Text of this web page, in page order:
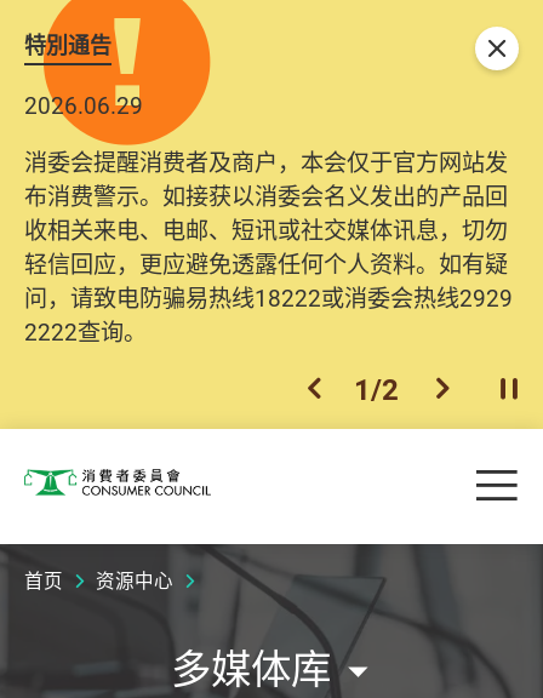
特別通告
2026.06.29
消委会提醒消费者及商户，本会仅于官方网站发
布消费警示。如接获以消委会名义发出的产品回
收相关来电、电邮、短讯或社交媒体讯息，切勿
轻信回应，更应避免透露任何个人资料。如有疑
问，请致电防骗易热线18222或消委会热线2929
2222查询。
2025.10.31
为提升使用者体验及网络安全，本会的投诉处理
系统已经进行升级及推出新功能。由2025年11月
10日起，消费者需要提供基本联络资料（包括姓
名、电邮及电话）注册帐户，才可提交投诉、查
询及建议。所有提交纪录将清晰整合于帐户中，
方便日后作出跟进。
上一个
2/2 下一个开
关闭
消费者委员会 目
首页 资源中心
多媒体库